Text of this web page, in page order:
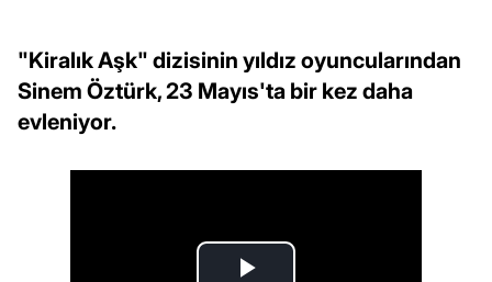
"Kiralık Aşk" dizisinin yıldız oyuncularından
Sinem Öztürk, 23 Mayıs'ta bir kez daha
evleniyor.